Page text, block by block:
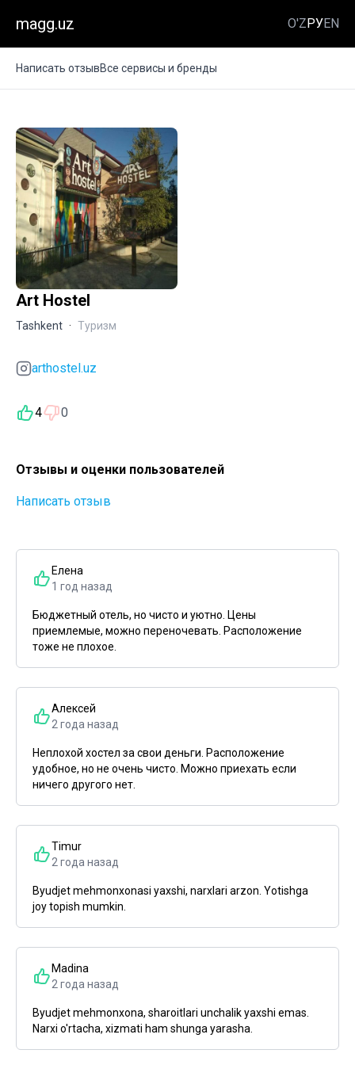
magg.uz O'ZРУEN
Написать отзывВсе сервисы и бренды
Art Hostel
Tashkent · Туризм
arthostel.uz
4 0
Отзывы и оценки пользователей
Написать отзыв
Елена
1 год назад
Бюджетный отель, но чисто и уютно. Цены
приемлемые, можно переночевать. Расположение
тоже не плохое.
Алексей
2 года назад
Неплохой хостел за свои деньги. Расположение
удобное, но не очень чисто. Можно приехать если
ничего другого нет.
Timur
2 года назад
Byudjet mehmonxonasi yaxshi, narxlari arzon. Yotishga
joy topish mumkin.
Madina
2 года назад
Byudjet mehmonxona, sharoitlari unchalik yaxshi emas.
Narxi o'rtacha, xizmati ham shunga yarasha.